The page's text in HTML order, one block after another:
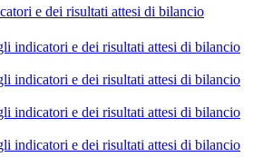
e dei risultati attesi di bilancio
indicatori e dei risultati attesi di bilancio
indicatori e dei risultati attesi di bilancio
indicatori e dei risultati attesi di bilancio
indicatori e dei risultati attesi di bilancio